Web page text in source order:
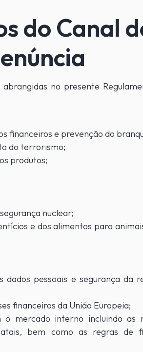
do Canal
no presente
financeiros e prevenção do
do terrorismo;
produtos;
nuclear;
e dos alimentos para
dados pessoais e segurança da
financeiros da União Europeia;
o mercado interno incluindo as
bem como as regras de